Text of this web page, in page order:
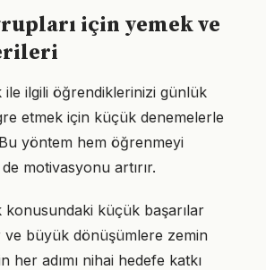
için yemek ve
ilgili öğrendiklerinizi günlük
etmek için küçük denemelerle
yöntem hem öğrenmeyi
motivasyonu artırır.
küçük başarılar
ve büyük dönüşümlere zemin
her adımı nihai hedefe katkı